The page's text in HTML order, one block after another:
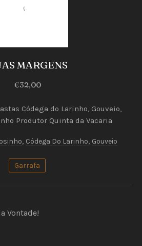
MARGENS
€32,00
Códega do Larinho, Gouveio,
Produtor Quinta da Vacaria
, Códega Do Larinho, Gouveio
Garrafa
Vontade!